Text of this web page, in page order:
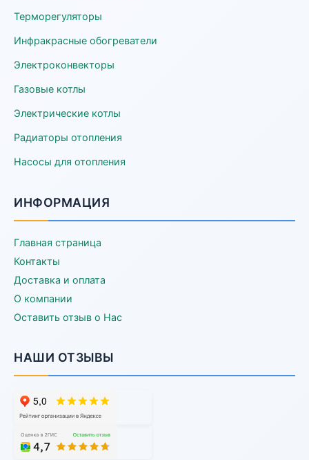
Терморегуляторы
Инфракрасные обогреватели
Электроконвекторы
Газовые котлы
Электрические котлы
Радиаторы отопления
Насосы для отопления
ИНФОРМАЦИЯ
Главная страница
Контакты
Доставка и оплата
О компании
Оставить отзыв о Нас
НАШИ ОТЗЫВЫ